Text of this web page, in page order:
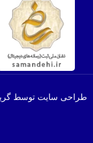
طراحی سایت توسط